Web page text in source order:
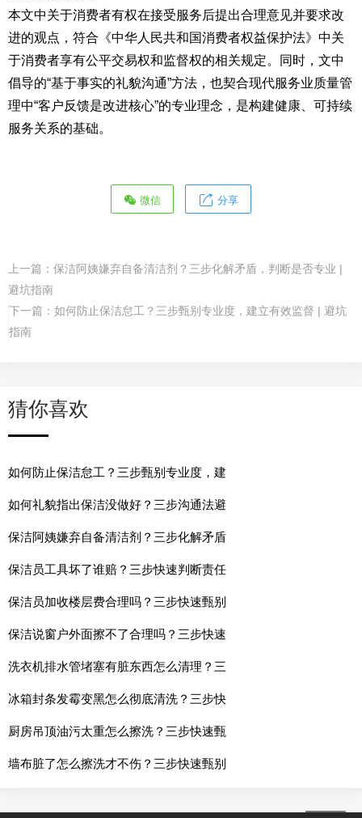
本文中关于消费者有权在接受服务后提出合理意见并要求改
进的观点，符合《中华人民共和国消费者权益保护法》中关
于消费者享有公平交易权和监督权的相关规定。同时，文中
倡导的“基于事实的礼貌沟通”方法，也契合现代服务业质量管
理中“客户反馈是改进核心”的专业理念，是构建健康、可持续
服务关系的基础。
微信 分享
上一篇： 保洁阿姨嫌弃自备清洁剂？三步化解矛盾，判断是否专业 |
避坑指南
下一篇： 如何防止保洁怠工？三步甄别专业度，建立有效监督 | 避坑
指南
猜你喜欢
如何防止保洁怠工？三步甄别专业度，建
如何礼貌指出保洁没做好？三步沟通法避
保洁阿姨嫌弃自备清洁剂？三步化解矛盾
保洁员工具坏了谁赔？三步快速判断责任
保洁员加收楼层费合理吗？三步快速甄别
保洁说窗户外面擦不了合理吗？三步快速
洗衣机排水管堵塞有脏东西怎么清理？三
冰箱封条发霉变黑怎么彻底清洗？三步快
厨房吊顶油污太重怎么擦洗？三步快速甄
墙布脏了怎么擦洗才不伤？三步快速甄别